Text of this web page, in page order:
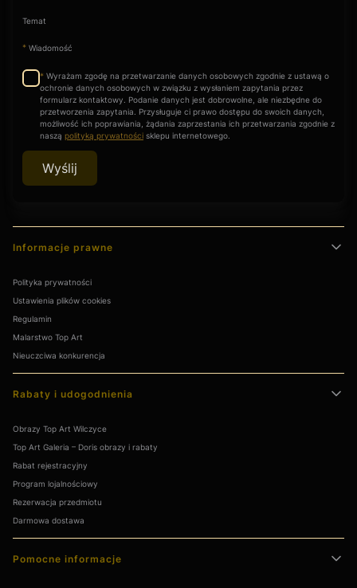
Temat
* Wiadomość
* Wyrażam zgodę na przetwarzanie danych osobowych zgodnie z ustawą o
ochronie danych osobowych w związku z wysłaniem zapytania przez
formularz kontaktowy. Podanie danych jest dobrowolne, ale niezbędne do
przetworzenia zapytania. Przysługuje ci prawo dostępu do swoich danych,
możliwość ich poprawiania, żądania zaprzestania ich przetwarzania zgodnie z
naszą polityką prywatności sklepu internetowego.
Wyślij
Linki w stopce
Informacje prawne
Polityka prywatności
Ustawienia plików cookies
Regulamin
Malarstwo Top Art
Nieuczciwa konkurencja
Rabaty i udogodnienia
Obrazy Top Art Wilczyce
Top Art Galeria – Doris obrazy i rabaty
Rabat rejestracyjny
Program lojalnościowy
Rezerwacja przedmiotu
Darmowa dostawa
Pomocne informacje